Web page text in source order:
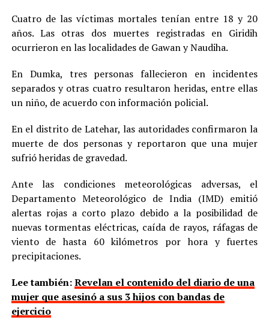
Cuatro de las víctimas mortales tenían entre 18 y 20
años. Las otras dos muertes registradas en Giridih
ocurrieron en las localidades de Gawan y Naudiha.
En Dumka, tres personas fallecieron en incidentes
separados y otras cuatro resultaron heridas, entre ellas
un niño, de acuerdo con información policial.
En el distrito de Latehar, las autoridades confirmaron la
muerte de dos personas y reportaron que una mujer
sufrió heridas de gravedad.
Ante las condiciones meteorológicas adversas, el
Departamento Meteorológico de India (IMD) emitió
alertas rojas a corto plazo debido a la posibilidad de
nuevas tormentas eléctricas, caída de rayos, ráfagas de
viento de hasta 60 kilómetros por hora y fuertes
precipitaciones.
Lee también:Revelan el contenido del diario de una
mujer que asesinó a sus 3 hijos con bandas de
ejercicio